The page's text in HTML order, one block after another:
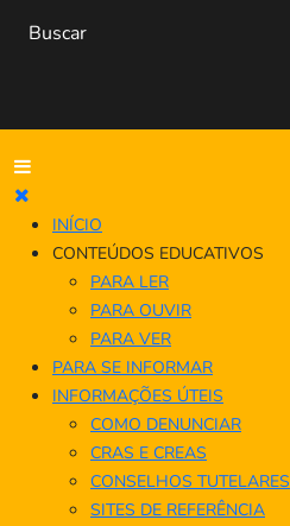
INÍCIO
CONTEÚDOS EDUCATIVOS
PARA LER
PARA OUVIR
PARA VER
PARA SE INFORMAR
INFORMAÇÕES ÚTEIS
COMO DENUNCIAR
CRAS E CREAS
CONSELHOS TUTELARES
SITES DE REFERÊNCIA